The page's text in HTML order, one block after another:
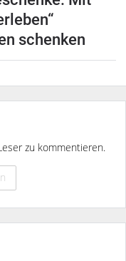
schenken
zu kommentieren.